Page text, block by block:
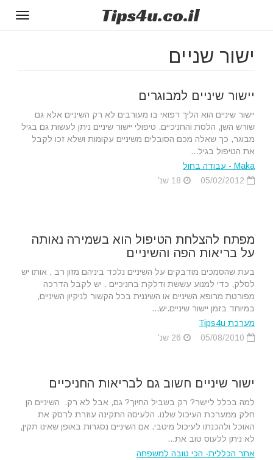
Tips4u.co.il
ישור שניים
יישור שיניים למבוגרים
יישור שיניים הוא הליך רפואי בו מעורבים לא רק השיניים אלא גם
שורש השן, הלסת והחניכיים. טיפולי יישור שיניים ניתן לעשות גם בגיל
מבוגר, כך שאלה מכם הסובלים משיניים עקומות ושלא זכו לקבל
את הטיפול בגיל...
Maka - עבודה בחול
מפתח להצלחת הטיפול הוא בשמירה נאותה
על בריאות הפה והשיניים
בעת שהסמכים מודבקים על השיניים נלכד ביניהם מזון רב , אותו יש
לסלק, כדי למנוע עששת ודלקת בחניכיים . יש לקבל הדרכה
מפורטת מרופא השיניים או השיננית בכל הקשור לניקיון השיניים,
במיוחד בזמן יישור שיניים.יש...
מערכת Tips4u
ישור שיניים חשוב גם לבריאות החניכיים
למה בכלל ליישר? רק בשביל החיוך? גם, אבל לא רק. השיניים הן
חלק ממערכת העיכול שלנו. הלעיסה התקינה עוזרת לרסק את
האוכל ולהכנתו לעיכול מיטבי. אם השיניים נסגרות באופן שאינו תקין,
לא ניתן ללעוס טוב את...
אתר הכללית- הכי טובה למשפחה